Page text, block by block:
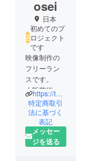
osei
日本
初めてのプ
ロジェクト
です
映像制作の
フリーラン
スです。
大阪芸術大
学映像学科
卒。
在学時に自
主怪獣映画
『海鳴りの
https://twitter.com/deletoku?s=21&t=VEs3PWpt1lKxazC4VK1Zbw
特定商取引
法に基づく
表記
メッセー
ジを送る